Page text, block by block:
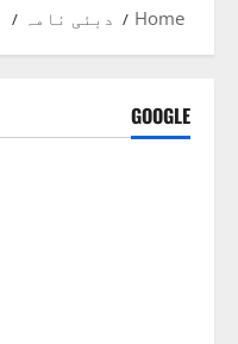
Home دبئی نامہ
GOOGLE